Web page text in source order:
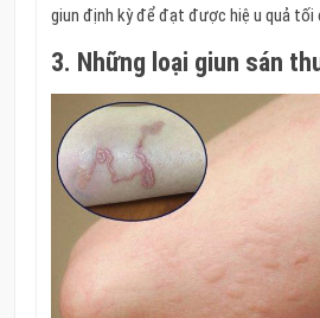
giun định kỳ để đạt được hiệ u quả tối
3. Những loại giun sán